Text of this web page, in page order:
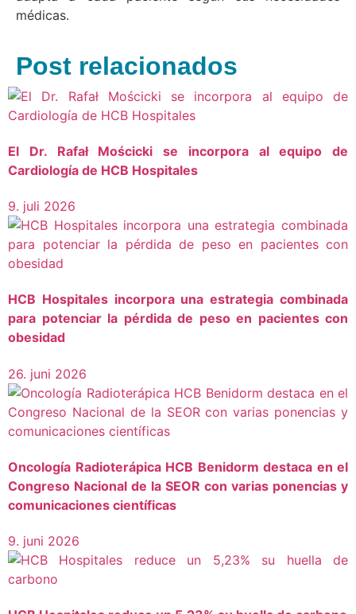
médicas.
Post relacionados
El Dr. Rafał Mościcki se incorpora al equipo de
Cardiología de HCB Hospitales
9. juli 2026
HCB Hospitales incorpora una estrategia combinada
para potenciar la pérdida de peso en pacientes con
obesidad
26. juni 2026
Oncología Radioterápica HCB Benidorm destaca en el
Congreso Nacional de la SEOR con varias ponencias y
comunicaciones científicas
9. juni 2026